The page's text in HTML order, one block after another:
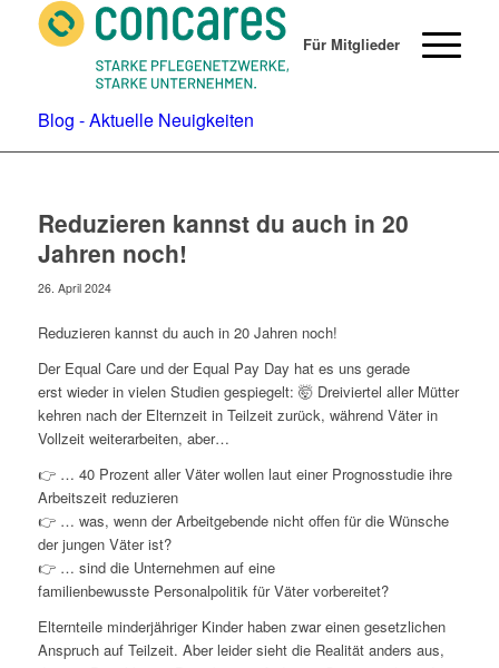
Für Mitglieder
Blog - Aktuelle Neuigkeiten
Reduzieren kannst du auch in 20
Jahren noch!
26. April 2024
Reduzieren kannst du auch in 20 Jahren noch!
Der Equal Care und der Equal Pay Day hat es uns gerade
erst wieder in vielen Studien gespiegelt: 🤯 Dreiviertel aller Mütter
kehren nach der Elternzeit in Teilzeit zurück, während Väter in
Vollzeit weiterarbeiten, aber…
👉 … 40 Prozent aller Väter wollen laut einer Prognosstudie ihre
Arbeitszeit reduzieren
👉 … was, wenn der Arbeitgebende nicht offen für die Wünsche
der jungen Väter ist?
👉 … sind die Unternehmen auf eine
familienbewusste Personalpolitik für Väter vorbereitet?
Elternteile minderjähriger Kinder haben zwar einen gesetzlichen
Anspruch auf Teilzeit. Aber leider sieht die Realität anders aus,